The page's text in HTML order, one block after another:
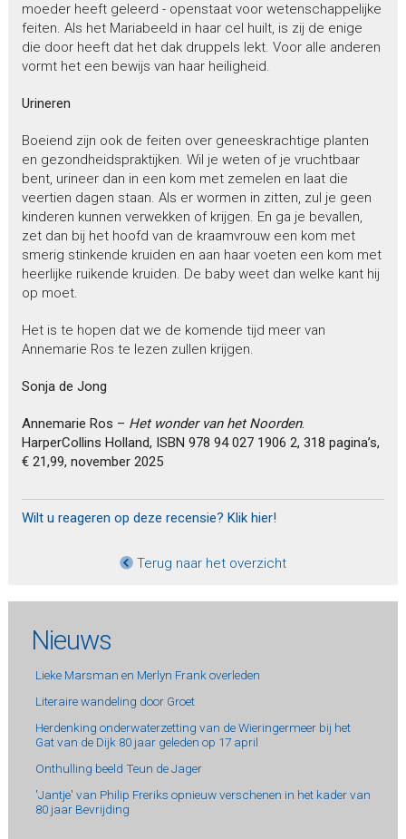
moeder heeft geleerd - openstaat voor wetenschappelijke
feiten. Als het Mariabeeld in haar cel huilt, is zij de enige
die door heeft dat het dak druppels lekt. Voor alle anderen
vormt het een bewijs van haar heiligheid.
Urineren
Boeiend zijn ook de feiten over geneeskrachtige planten
en gezondheidspraktijken. Wil je weten of je vruchtbaar
bent, urineer dan in een kom met zemelen en laat die
veertien dagen staan. Als er wormen in zitten, zul je geen
kinderen kunnen verwekken of krijgen. En ga je bevallen,
zet dan bij het hoofd van de kraamvrouw een kom met
smerig stinkende kruiden en aan haar voeten een kom met
heerlijke ruikende kruiden. De baby weet dan welke kant hij
op moet.
Het is te hopen dat we de komende tijd meer van
Annemarie Ros te lezen zullen krijgen.
Sonja de Jong
Annemarie Ros – Het wonder van het Noorden.
HarperCollins Holland, ISBN 978 94 027 1906 2, 318 pagina’s,
€ 21,99, november 2025
Wilt u reageren op deze recensie? Klik hier!
Terug naar het overzicht
Nieuws
Lieke Marsman en Merlyn Frank overleden
Literaire wandeling door Groet
Herdenking onderwaterzetting van de Wieringermeer bij het
Gat van de Dijk 80 jaar geleden op 17 april
Onthulling beeld Teun de Jager
'Jantje' van Philip Freriks opnieuw verschenen in het kader van
80 jaar Bevrijding